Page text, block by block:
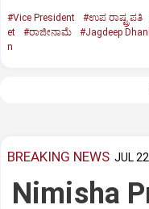
#Vice President #ಉಪ ರಾಷ್ಟ್ರಪತಿ
et
#ರಾಜೀನಾಮೆ #Jagdeep
n
BREAKING NEWS JUL
Nimisha